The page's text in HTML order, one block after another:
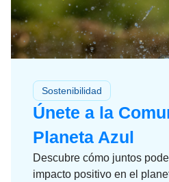
Sostenibilidad
Únete a la
Planeta Azul
Descubre cómo juntos
impacto positivo en el